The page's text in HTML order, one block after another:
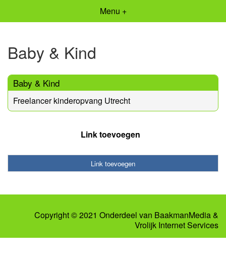
Menu +
Baby & Kind
Baby & Kind
Freelancer kinderopvang Utrecht
Link toevoegen
Link toevoegen
Copyright © 2021 Onderdeel van BaakmanMedia&
Vrolijk Internet Services